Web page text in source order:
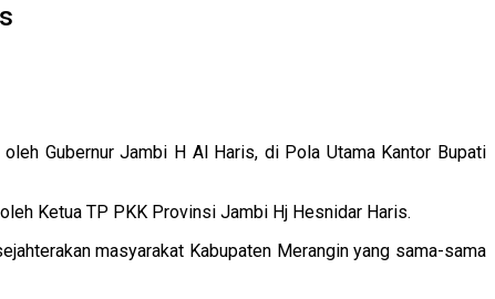
Gubernur Jambi H Al Haris, di Pola Utama Kantor Bupati
Ketua TP PKK Provinsi Jambi Hj Hesnidar Haris.
masyarakat Kabupaten Merangin yang sama-sama